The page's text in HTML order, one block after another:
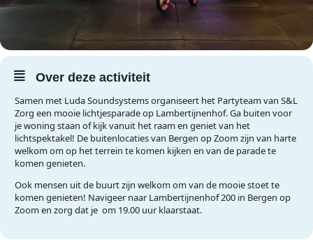
Over deze activiteit
Samen met Luda Soundsystems organiseert het Partyteam van S&L
Zorg een mooie lichtjesparade op Lambertijnenhof. Ga buiten voor
je woning staan of kijk vanuit het raam en geniet van het
lichtspektakel! De buitenlocaties van Bergen op Zoom zijn van harte
welkom om op het terrein te komen kijken en van de parade te
komen genieten.
Ook mensen uit de buurt zijn welkom om van de mooie stoet te
komen genieten! Navigeer naar Lambertijnenhof 200 in Bergen op
Zoom en zorg dat je om 19.00 uur klaarstaat.